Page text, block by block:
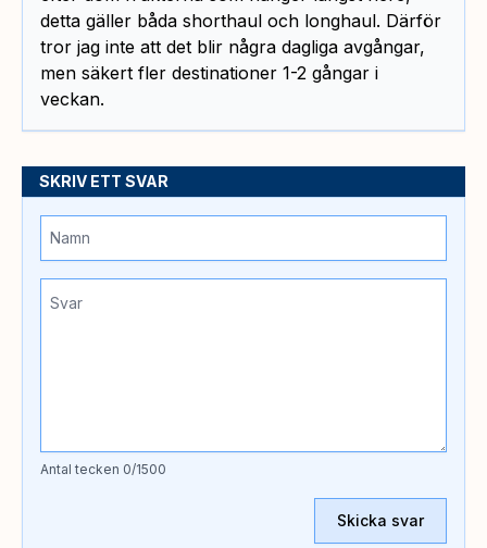
detta gäller båda shorthaul och longhaul. Därför
tror jag inte att det blir några dagliga avgångar,
men säkert fler destinationer 1-2 gångar i
veckan.
SKRIV ETT SVAR
Antal tecken 0/1500
Skicka svar